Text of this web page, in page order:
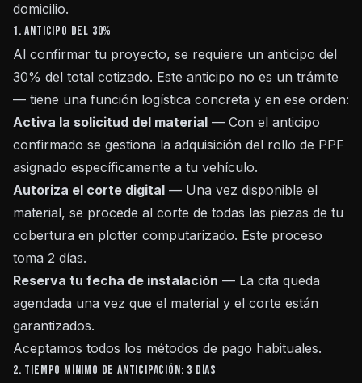
domicilio.
1. Anticipo del 30%
Al confirmar tu proyecto, se requiere un anticipo del
30% del total cotizado. Este anticipo no es un trámite
— tiene una función logística concreta y en ese orden:
Activa la solicitud del material — Con el anticipo
confirmado se gestiona la adquisición del rollo de PPF
asignado específicamente a tu vehículo.
Autoriza el corte digital — Una vez disponible el
material, se procede al corte de todas las piezas de tu
cobertura en plotter computarizado. Este proceso
toma 2 días.
Reserva tu fecha de instalación — La cita queda
agendada una vez que el material y el corte están
garantizados.
Aceptamos todos los métodos de pago habituales.
2. Tiempo mínimo de anticipación: 3 días